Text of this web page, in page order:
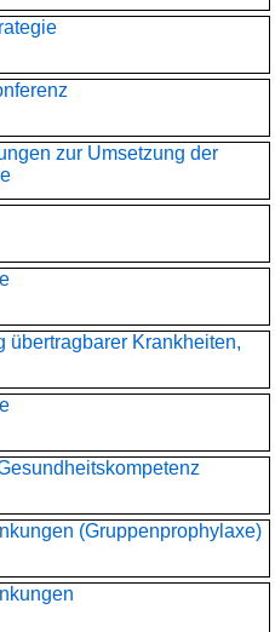
zur Umsetzung der
übertragbarer Krankheiten,
(Gruppenprophylaxe)